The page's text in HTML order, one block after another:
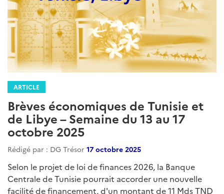
ARTICLE
Brèves économiques de Tunisie et
de Libye – Semaine du 13 au 17
octobre 2025
Rédigé par : DG Trésor 17 octobre 2025
Selon le projet de loi de finances 2026, la Banque
Centrale de Tunisie pourrait accorder une nouvelle
facilité de financement, d'un montant de 11 Mds TND